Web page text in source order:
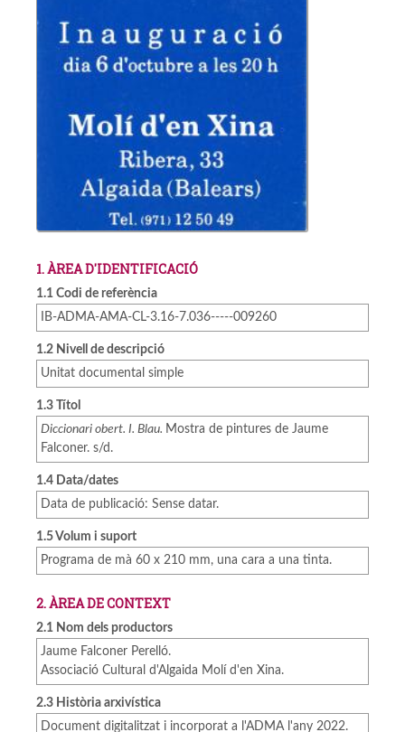
1. ÀREA D'IDENTIFICACIÓ
1.1 Codi de referència
IB-ADMA-AMA-CL-3.16-7.036-----009260
1.2 Nivell de descripció
Unitat documental simple
1.3 Títol
Diccionari obert. I. Blau. Mostra de pintures de Jaume
Falconer. s/d.
1.4 Data/dates
Data de publicació: Sense datar.
1.5 Volum i suport
Programa de mà 60 x 210 mm, una cara a una tinta.
2. ÀREA DE CONTEXT
2.1 Nom dels productors
Jaume Falconer Perelló.
Associació Cultural d'Algaida Molí d'en Xina.
2.3 Història arxivística
Document digitalitzat i incorporat a l'ADMA l'any 2022.